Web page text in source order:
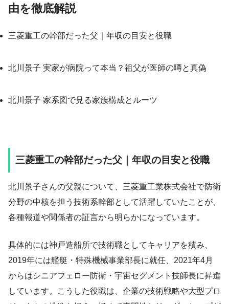
由を徹底解説
三菱重工の幹部だった父｜年収の目安と役職
北川景子 実家が病院って本当？祖父が医師の噂と真偽
北川景子 家系図で見る家族構成とルーツ
三菱重工の幹部だった父｜年収の目安と役職
北川景子さんの父親について、三菱重工業株式会社で防衛
分野の中核を担う技術系幹部として活躍していたことが、
各種報道や関係者の証言から明らかになっています。
具体的には神戸造船所で技術職としてキャリアを積み、
2019年には艦艇・特殊機械事業部長に就任、2021年4月
からはシニアフェロー防衛・宇宙セグメント技師長に昇進
しています。こうした役職は、企業の技術戦略や大型プロ